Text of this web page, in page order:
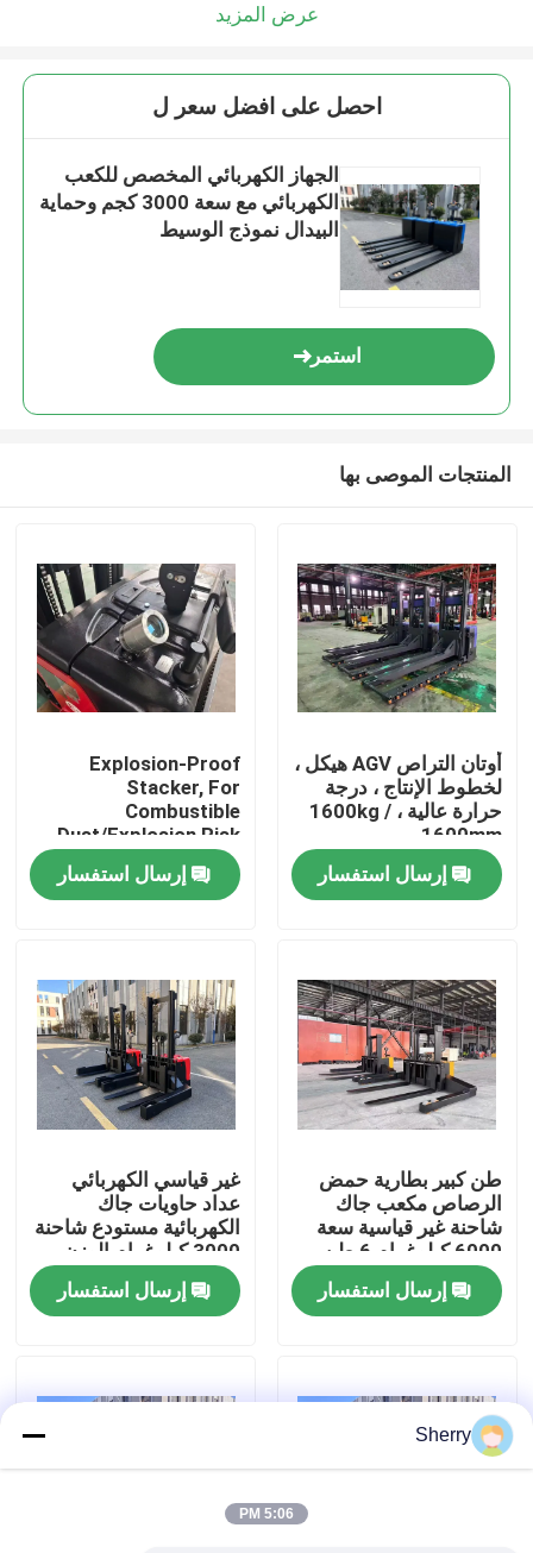
بيت
أشرطة فيديو
معلومات عنا
رقابة جودة
اتصل بنا
مدونة
عرض المزيد
احصل على افضل سعر ل
الجهاز الكهربائي المخصص للكعب
الكهربائي مع سعة 3000 كجم وحماية
البيدال نموذج الوسيط
استمر
المنتجات الموصى بها
أوتان التراص AGV هيكل ،
لخطوط الإنتاج ، درجة
حرارة عالية ، 1600kg /
1600mm
إرسال استفسار
Explosion-Proof
Stacker, For
Combustible
Dust/Explosion Risk
Environment
إرسال استفسار
طن كبير بطارية حمض
الرصاص مكعب جاك
شاحنة غير قياسية سعة
6000 كيلوغرام 6 طن
نشاط سلسلة تشكيل
الشوكةإرسال استفسار
غير قياسي الكهربائي
عداد حاويات جاك
الكهربائية مستودع شاحنة
3000 كيلوغرام الوزن
القياسي للحمل
إرسال استفسار
Sherry
5:06 PM